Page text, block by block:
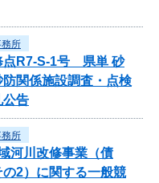
所
点R7-S-1号 県単 砂
関係施設調査・点検
公告
所
河川改修事業（債
2）に関する一般競